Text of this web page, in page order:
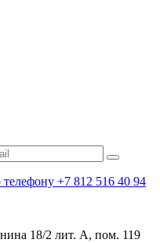
+7 812 516 40 94
18/2 лит. А, пом. 119